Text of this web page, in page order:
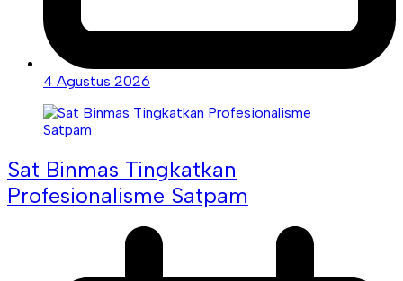
4 Agustus 2026
Sat Binmas Tingkatkan
Profesionalisme Satpam